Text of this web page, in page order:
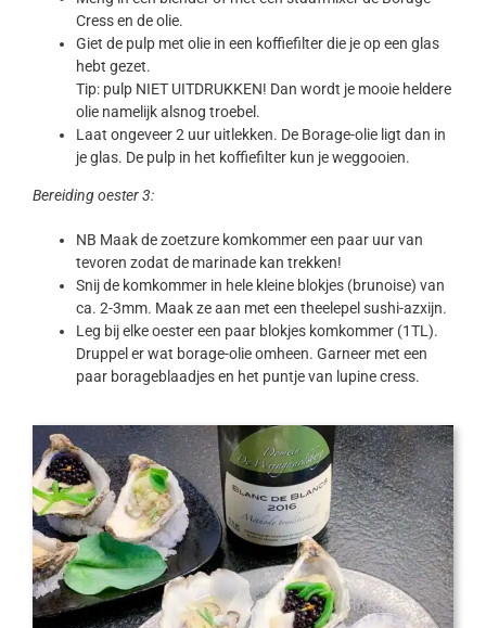
Cress en de olie.
Giet de pulp met olie in een koffiefilter die je op een glas
hebt gezet.
Tip: pulp NIET UITDRUKKEN! Dan wordt je mooie heldere
olie namelijk alsnog troebel.
Laat ongeveer 2 uur uitlekken. De Borage-olie ligt dan in
je glas. De pulp in het koffiefilter kun je weggooien.
Bereiding oester 3:
NB Maak de zoetzure komkommer een paar uur van
tevoren zodat de marinade kan trekken!
Snij de komkommer in hele kleine blokjes (brunoise) van
ca. 2-3mm. Maak ze aan met een theelepel sushi-azxijn.
Leg bij elke oester een paar blokjes komkommer (1TL).
Druppel er wat borage-olie omheen. Garneer met een
paar borageblaadjes en het puntje van lupine cress.